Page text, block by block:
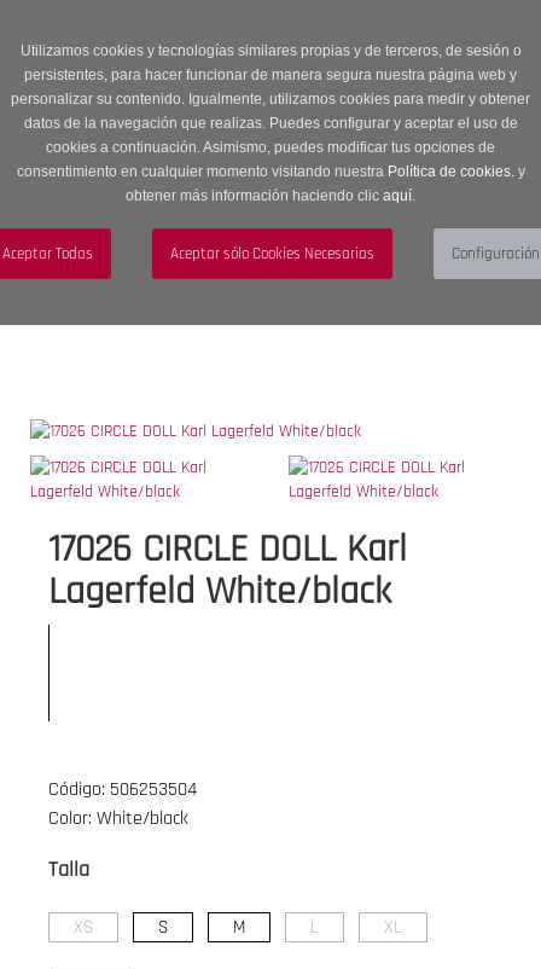
Utilizamos cookies y tecnologías similares propias y de terceros, de sesión o
persistentes, para hacer funcionar de manera segura nuestra página web y
personalizar su contenido. Igualmente, utilizamos cookies para medir y obtener
datos de la navegación que realizas. Puedes configurar y aceptar el uso de
cookies a continuación. Asimismo, puedes modificar tus opciones de
consentimiento en cualquier momento visitando nuestra Política de cookies.y
obtener más información haciendo clic aquí.
descuento en Sección OUTLET con código OUTLET20
navigation
Menú
17026 CIRCLE DOLL Karl
Lagerfeld White/black
Código: 506253504
Color: White/black
Talla
XS S M L XL